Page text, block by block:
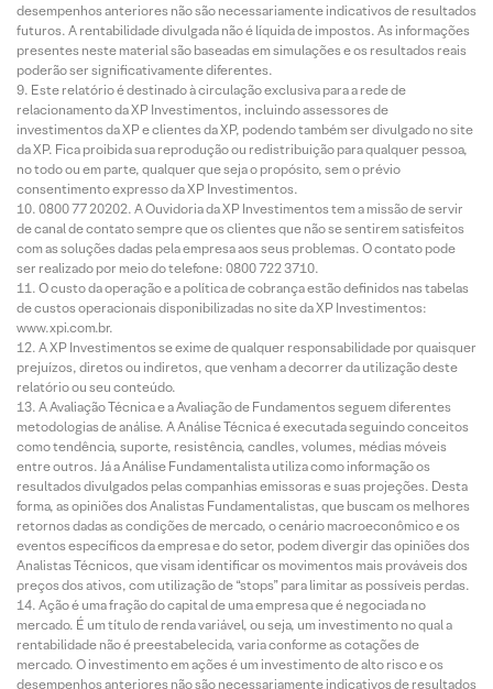
desempenhos anteriores não são necessariamente indicativos de resultados
futuros. A rentabilidade divulgada não é líquida de impostos. As informações
presentes neste material são baseadas em simulações e os resultados reais
poderão ser significativamente diferentes.
Este relatório é destinado à circulação exclusiva para a rede de
relacionamento da XP Investimentos, incluindo assessores de
investimentos da XP e clientes da XP, podendo também ser divulgado no site
da XP. Fica proibida sua reprodução ou redistribuição para qualquer pessoa,
no todo ou em parte, qualquer que seja o propósito, sem o prévio
consentimento expresso da XP Investimentos.
0800 77 20202. A Ouvidoria da XP Investimentos tem a missão de servir
de canal de contato sempre que os clientes que não se sentirem satisfeitos
com as soluções dadas pela empresa aos seus problemas. O contato pode
ser realizado por meio do telefone: 0800 722 3710.
O custo da operação e a política de cobrança estão definidos nas tabelas
de custos operacionais disponibilizadas no site da XP Investimentos:
www.xpi.com.br.
A XP Investimentos se exime de qualquer responsabilidade por quaisquer
prejuízos, diretos ou indiretos, que venham a decorrer da utilização deste
relatório ou seu conteúdo.
A Avaliação Técnica e a Avaliação de Fundamentos seguem diferentes
metodologias de análise. A Análise Técnica é executada seguindo conceitos
como tendência, suporte, resistência, candles, volumes, médias móveis
entre outros. Já a Análise Fundamentalista utiliza como informação os
resultados divulgados pelas companhias emissoras e suas projeções. Desta
forma, as opiniões dos Analistas Fundamentalistas, que buscam os melhores
retornos dadas as condições de mercado, o cenário macroeconômico e os
eventos específicos da empresa e do setor, podem divergir das opiniões dos
Analistas Técnicos, que visam identificar os movimentos mais prováveis dos
preços dos ativos, com utilização de “stops” para limitar as possíveis perdas.
Ação é uma fração do capital de uma empresa que é negociada no
mercado. É um título de renda variável, ou seja, um investimento no qual a
rentabilidade não é preestabelecida, varia conforme as cotações de
mercado. O investimento em ações é um investimento de alto risco e os
desempenhos anteriores não são necessariamente indicativos de resultados